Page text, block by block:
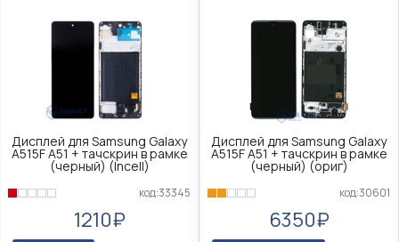
Дисплей для Samsung Galaxy
A515F A51 + тачскрин в рамке
(черный) (Incell)
код:33345
1210₽
Дисплей для Samsung Galaxy
A515F A51 + тачскрин в рамке
(черный) (ориг)
код:30601
6350₽